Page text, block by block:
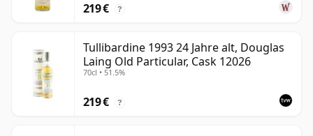
219 € ?
Tullibardine 1993 24 Jahre alt, Douglas
Laing Old Particular, Cask 12026
70cl • 51.5%
219 € ?